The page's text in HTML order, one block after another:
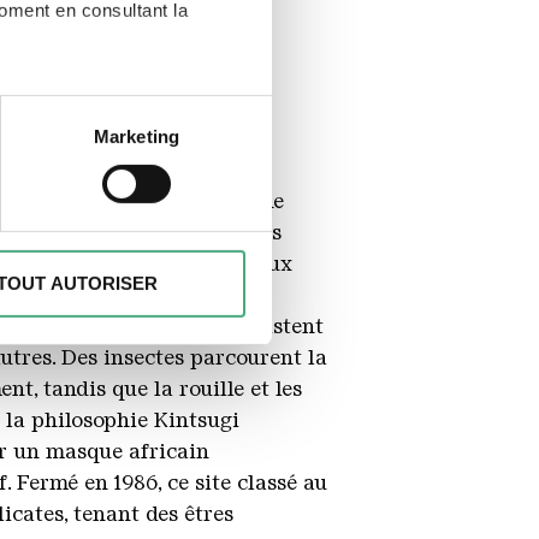
en consultant la
mètres près
(empreintes
sur les cookies.
combiner ces
cadre de votre utilisation
Marketing
AUTORISER
de sang versé qu’on ne
de renseignements, mais
leur est dédiée, à ceux
contorsionné entouré
quête intérieure, résistent
Des insectes parcourent la
tandis que la rouille et les
la philosophie Kintsugi
un masque africain
en 1986, ce site classé au
tenant des êtres